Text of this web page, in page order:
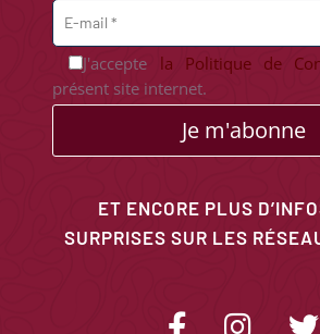
J'accepte la Politique de
présent site internet.
Je m'abonne
ET ENCORE PLUS
SURPRISES SUR LES